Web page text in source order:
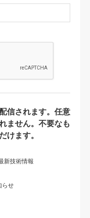
信されます。任意
ません。不要なも
けます。
新技術情報
らせ